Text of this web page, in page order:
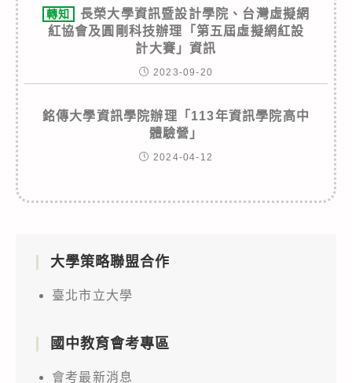
轉知
長榮大學資訊暨設計學院、台灣虛擬網
紅協會及圓剛科技辦理「第五屆虛擬網紅設
計大賽」資訊
2023-09-20
銘傳大學資訊學院辦理「113年資訊學院高中
體驗營」
2024-04-12
大學策略聯盟合作
臺北市立大學
國中教育會考專區
會考最新消息